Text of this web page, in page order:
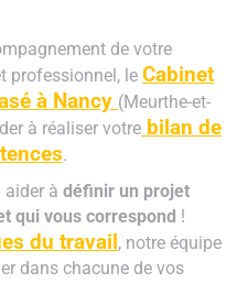
de votre
professionnel, le Cabinet
à Nancy (Meurthe-et-
à réaliser votre bilan de
.
à définir un projet
qui vous correspond !
du travail, notre équipe
dans chacune de vos